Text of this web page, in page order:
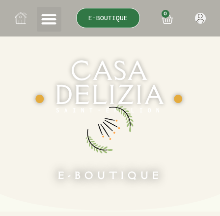
E-BOUTIQUE
0
CASA
● DELIZIA ●
SAINT-ÉMILION
E-BOUTIQUE